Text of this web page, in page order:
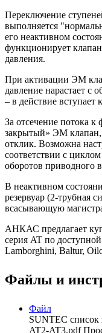
Переключение
выполняется
его неактивном
функционирует
давления.
При активации ЭМ
давление нарастает с
– в действие вступает
За отсечение потока к
закрытый» ЭМ
отклик. Возможна
соответствии с
оборотов приводного
В неактивном
резервуар (2-трубная
всасывающую
АНКАС предлагает
серия AT по
Lamborghini, Baltur,
Файлы и
Файл
SUNTEC список
AT2-AT3.pdf